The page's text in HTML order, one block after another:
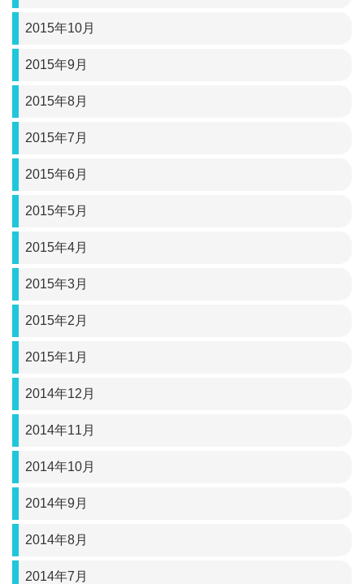
2015年10月
2015年9月
2015年8月
2015年7月
2015年6月
2015年5月
2015年4月
2015年3月
2015年2月
2015年1月
2014年12月
2014年11月
2014年10月
2014年9月
2014年8月
2014年7月